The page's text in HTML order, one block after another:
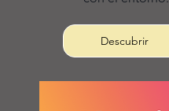
Descubrir